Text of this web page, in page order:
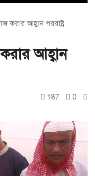
করার আহ্বান পররাষ্ট্র
আহ্বান
187 0